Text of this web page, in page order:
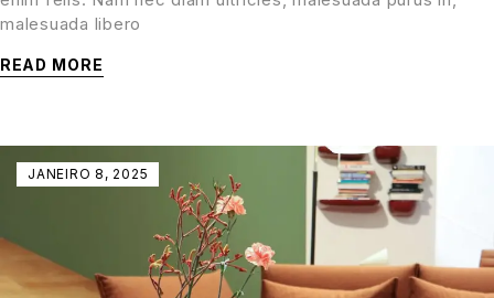
malesuada libero
READ MORE
JANEIRO 8, 2025